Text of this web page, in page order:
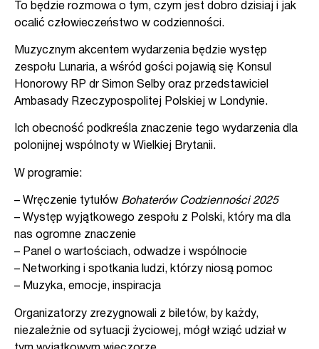
To będzie rozmowa o tym, czym jest dobro dzisiaj i jak
ocalić człowieczeństwo w codzienności.
Muzycznym akcentem wydarzenia będzie występ
zespołu Lunaria, a wśród gości pojawią się Konsul
Honorowy RP dr Simon Selby oraz przedstawiciel
Ambasady Rzeczypospolitej Polskiej w Londynie.
Ich obecność podkreśla znaczenie tego wydarzenia dla
polonijnej wspólnoty w Wielkiej Brytanii.
W programie:
– Wręczenie tytułów Bohaterów Codzienności 2025
– Występ wyjątkowego zespołu z Polski, który ma dla
nas ogromne znaczenie
– Panel o wartościach, odwadze i wspólnocie
– Networking i spotkania ludzi, którzy niosą pomoc
– Muzyka, emocje, inspiracja
Organizatorzy zrezygnowali z biletów, by każdy,
niezależnie od sytuacji życiowej, mógł wziąć udział w